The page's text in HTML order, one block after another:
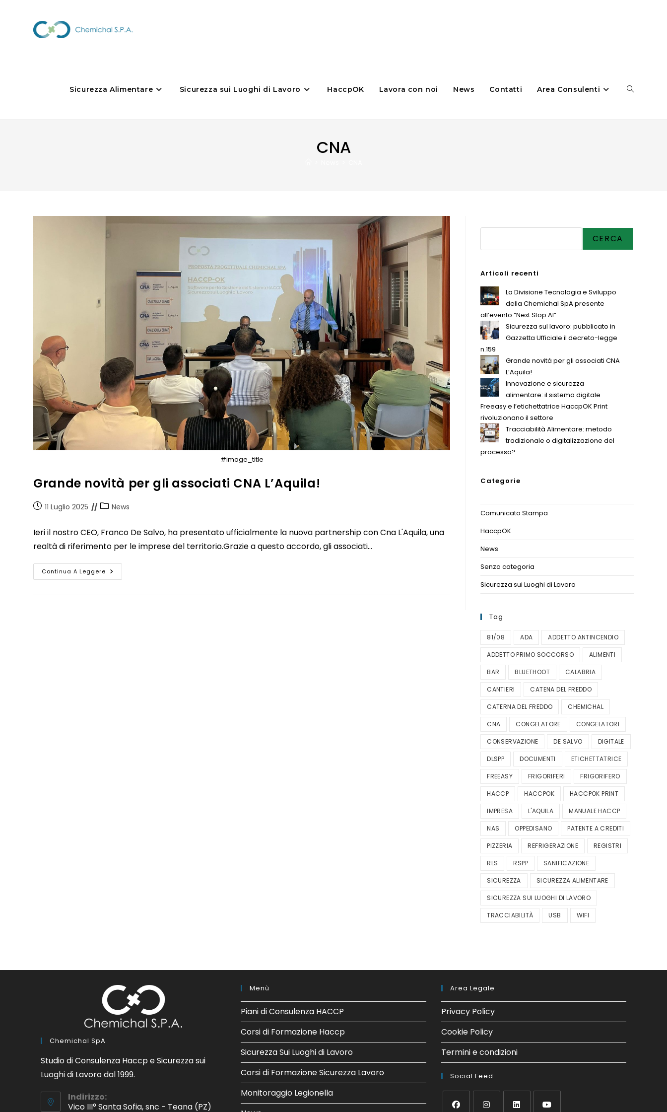
Sicurezza Alimentare Sicurezza sui Luoghi di Lavoro HaccpOK Lavora con noi News Contatti Area Consulenti
CNA
#image_title
Grande novità per gli associati CNA L’Aquila!
11 Luglio 2025 News
Ieri il nostro CEO, Franco De Salvo, ha presentato ufficialmente la nuova partnership con Cna L'Aquila, una
realtà di riferimento per le imprese del territorio.Grazie a questo accordo, gli associati…
Continua A Leggere
CERCA
Articoli recenti
La Divisione Tecnologia e Sviluppo
della Chemichal SpA presente
all’evento “Next Stop AI”
Sicurezza sul lavoro: pubblicato in
Gazzetta Ufficiale il decreto-legge
n.159
Grande novità per gli associati CNA
L’Aquila!
Innovazione e sicurezza
alimentare: il sistema digitale
Freeasy e l’etichettatrice HaccpOK Print
rivoluzionano il settore
Tracciabilità Alimentare: metodo
tradizionale o digitalizzazione del
processo?
Categorie
Comunicato Stampa
HaccpOK
News
Senza categoria
Sicurezza sui Luoghi di Lavoro
Tag
81/08 ADA ADDETTO ANTINCENDIO
ADDETTO PRIMO SOCCORSO ALIMENTI
BAR BLUETHOOT CALABRIA
CANTIERI CATENA DEL FREDDO
CATERNA DEL FREDDO CHEMICHAL
CNA CONGELATORE CONGELATORI
CONSERVAZIONE DE SALVO DIGITALE
DLSPP DOCUMENTI ETICHETTATRICE
FREEASY FRIGORIFERI FRIGORIFERO
HACCP HACCPOK HACCPOK PRINT
IMPRESA L'AQUILA MANUALE HACCP
NAS OPPEDISANO PATENTE A CREDITI
PIZZERIA REFRIGERAZIONE REGISTRI
RLS RSPP SANIFICAZIONE
SICUREZZA SICUREZZA ALIMENTARE
SICUREZZA SUI LUOGHI DI LAVORO
TRACCIABILITÀ USB WIFI
Chemichal SpA
Studio di Consulenza Haccp e Sicurezza sui
Luoghi di Lavoro dal 1999.
Indirizzo:
Vico III° Santa Sofia, snc - Teana (PZ)
Menù
Piani di Consulenza HACCP
Corsi di Formazione Haccp
Sicurezza Sui Luoghi di Lavoro
Corsi di Formazione Sicurezza Lavoro
Monitoraggio Legionella
Area Legale
Privacy Policy
Cookie Policy
Termini e condizioni
Social Feed